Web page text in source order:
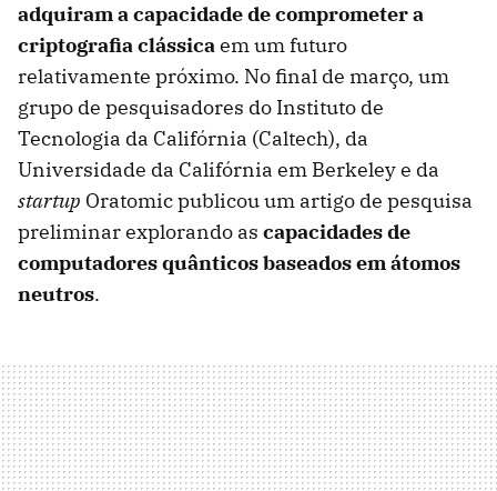
adquiram a capacidade de comprometer a
criptografia clássicaem um futuro
relativamente próximo. No final de março, um
grupo de pesquisadores do Instituto de
Tecnologia da Califórnia (Caltech), da
Universidade da Califórnia em Berkeley e da
startup Oratomic publicou um artigo de pesquisa
preliminar explorando as capacidades de
computadores quânticos baseados em átomos
neutros.